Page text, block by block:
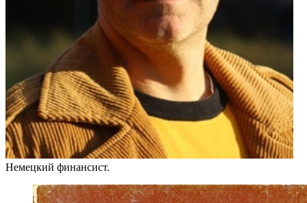
Немецкий финансист.